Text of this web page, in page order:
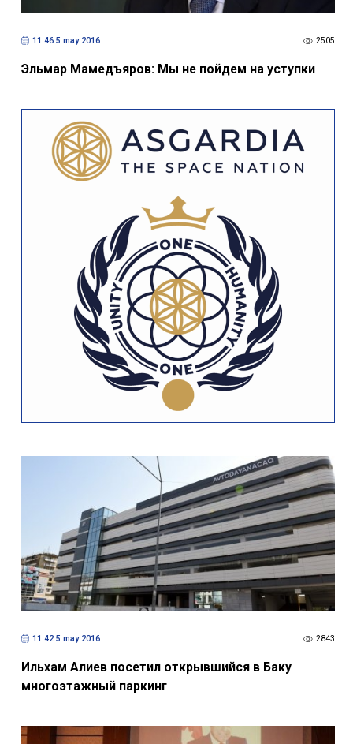
11:46 5 may 2016 2505
Эльмар Мамедъяров: Мы не пойдем на уступки
11:42 5 may 2016 2843
Ильхам Алиев посетил открывшийся в Баку
многоэтажный паркинг